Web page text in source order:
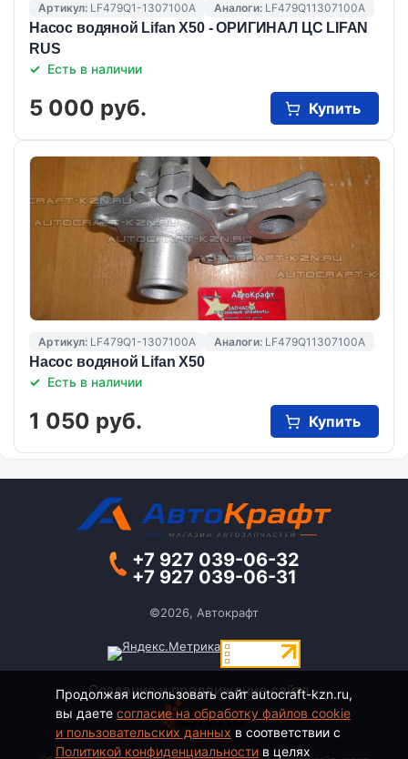
Артикул: LF479Q1-1307100A Аналоги: LF479Q11307100A
Насос водяной Lifan X50 - ОРИГИНАЛ ЦС LIFAN
RUS
Есть в наличии
5 000 руб. Купить
Артикул: LF479Q1-1307100A Аналоги: LF479Q11307100A
Насос водяной Lifan X50
Есть в наличии
1 050 руб. Купить
+7 927 039-06-32
+7 927 039-06-31
©2026, Автокрафт
Создание и продвижение сайта -
Продолжая использовать сайт autocraft-kzn.ru,
вы даете согласие на обработку файлов cookie
и пользовательских данных в соответствии с
Политикой конфиденциальностив целях